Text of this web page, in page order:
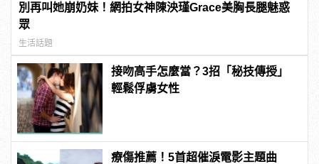
別再叫她崩奶妹！網拍女神陳泱瑾Grace美胸長腿魅惑
眾
生活話題
接吻高手怎麼當？3招「秘技傳授」
輕鬆俘虜女性
療傷推薦！5首超催淚電影主題曲